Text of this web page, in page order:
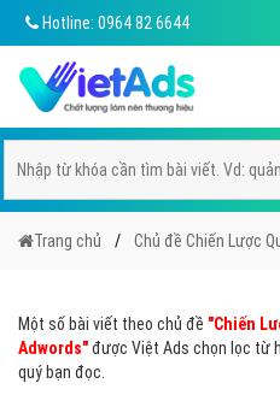
Hotline: 0964 82 6644
Trang chủ Chủ đề Chiến Lược
Một số bài viết theo chủ đề "Chiến
Adwords"được Việt Ads chọn lọc từ
quý bạn đọc.